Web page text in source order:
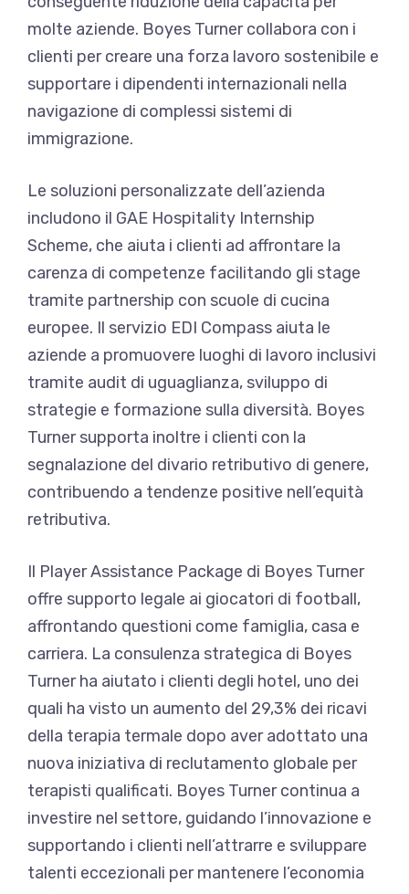
molte aziende. Boyes Turner collabora con i
clienti per creare una forza lavoro sostenibile e
supportare i dipendenti internazionali nella
navigazione di complessi sistemi di
immigrazione.
Le soluzioni personalizzate dell’azienda
includono il GAE Hospitality Internship
Scheme, che aiuta i clienti ad affrontare la
carenza di competenze facilitando gli stage
tramite partnership con scuole di cucina
europee. Il servizio EDI Compass aiuta le
aziende a promuovere luoghi di lavoro inclusivi
tramite audit di uguaglianza, sviluppo di
strategie e formazione sulla diversità. Boyes
Turner supporta inoltre i clienti con la
segnalazione del divario retributivo di genere,
contribuendo a tendenze positive nell’equità
retributiva.
Il Player Assistance Package di Boyes Turner
offre supporto legale ai giocatori di football,
affrontando questioni come famiglia, casa e
carriera. La consulenza strategica di Boyes
Turner ha aiutato i clienti degli hotel, uno dei
quali ha visto un aumento del 29,3% dei ricavi
della terapia termale dopo aver adottato una
nuova iniziativa di reclutamento globale per
terapisti qualificati. Boyes Turner continua a
investire nel settore, guidando l’innovazione e
supportando i clienti nell’attrarre e sviluppare
talenti eccezionali per mantenere l’economia